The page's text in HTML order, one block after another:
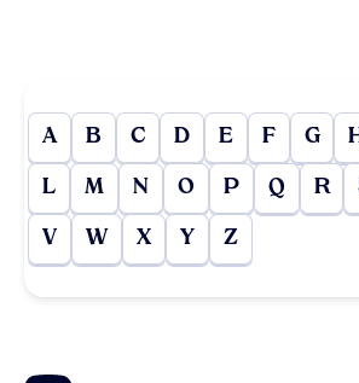
A B C D E F G
L M N O P Q R
V W X Y Z